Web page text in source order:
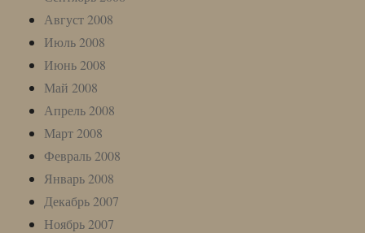
Август 2008
Июль 2008
Июнь 2008
Май 2008
Апрель 2008
Март 2008
Февраль 2008
Январь 2008
Декабрь 2007
Ноябрь 2007